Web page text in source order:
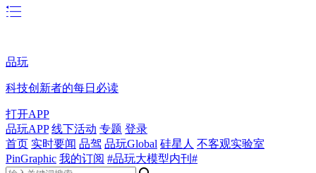
品玩
科技创新者的每日必读
打开APP
品玩APP 线下活动 专题 登录
首页 实时要闻 品驾 品玩Global 硅星人 不客观实验室
PinGraphic 我的订阅 #品玩大模型内刊#